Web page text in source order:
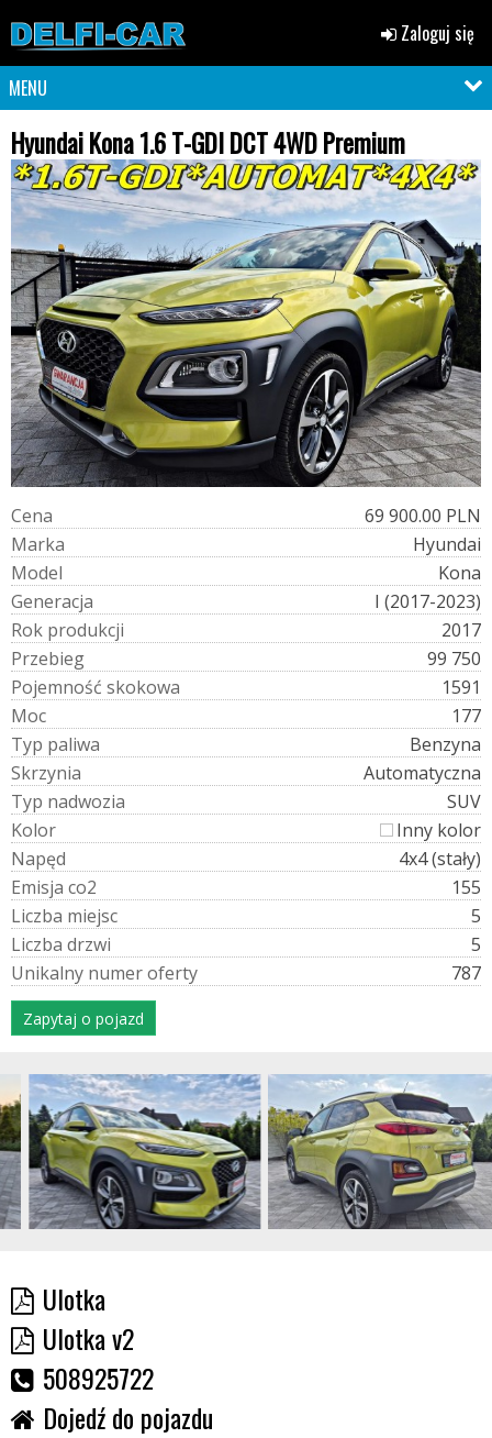
Zaloguj się
MENU
Hyundai Kona 1.6 T-GDI DCT 4WD Premium
Cena
69 900.00 PLN
Marka
Hyundai
Model
Kona
Generacja
I (2017-2023)
Rok produkcji
2017
Przebieg
99 750
Pojemność skokowa
1591
Moc
177
Typ paliwa
Benzyna
Skrzynia
Automatyczna
Typ nadwozia
SUV
Kolor
Inny kolor
Napęd
4x4 (stały)
Emisja co2
155
Liczba miejsc
5
Liczba drzwi
5
Unikalny numeroferty 787
Zapytaj o pojazd
Ulotka
Ulotka v2
508925722
Dojedź do pojazdu